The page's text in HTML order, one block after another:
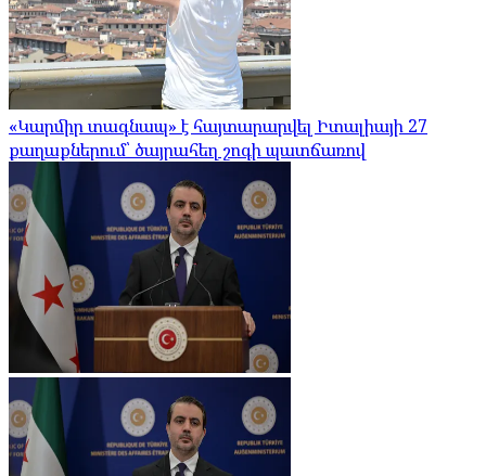
«Կարմիր տագնապ» է հայտարարվել Իտալիայի 27
քաղաքներում՝ ծայրահեղ շոգի պատճառով